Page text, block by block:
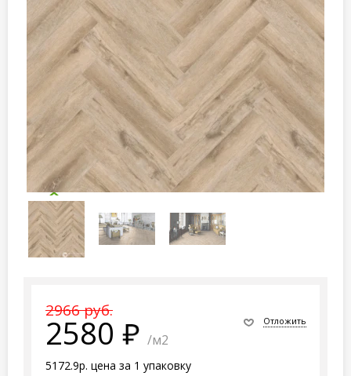
2966 руб.
2580 /м2
5172.9р. цена за 1 упаковку
Отложить